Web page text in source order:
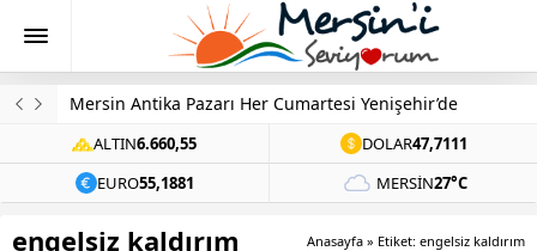
Mersin Antika Pazarı Her Cumartesi Yenişehir’de
ALTIN6.660,55 DOLAR47,7111
EURO55,1881 MERSIN27°C
engelsiz kaldırım Anasayfa » Etiket: engelsiz kaldırım